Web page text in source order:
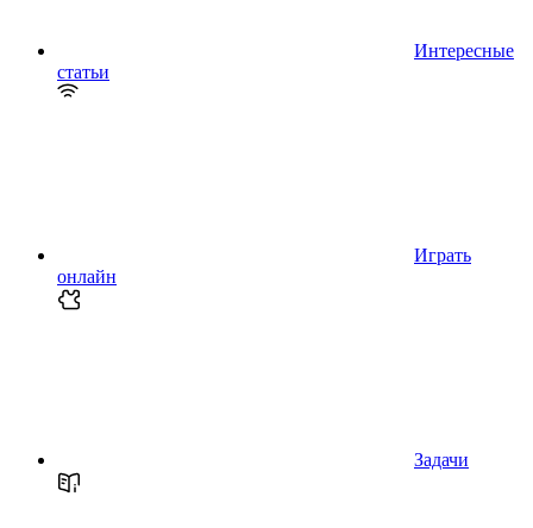
Интересные
статьи
Играть
онлайн
Задачи